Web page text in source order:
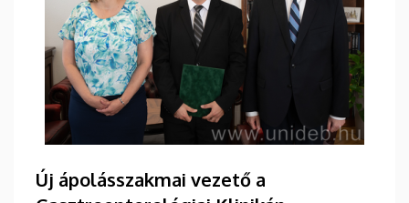
Új ápolásszakmai vezető a